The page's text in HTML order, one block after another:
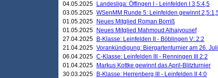
04.05.2025
Landesliga: Öffingen I - Leinfelden I 3,5:4,5
03.05.2025 WSenMM Runde 5: Leinfelden gewinnt
01.05.2025
Neues Mitglied Roman Borriß
01.05.2025
Neues Mitglied Mahmoud Alhajyousef
27.04.2025
B-Klasse: Leinfelden II - Böblingen V: 2:2
21.04.2025 Vorankündigung: Biergartenturnier am 26. Juli
06.04.2025 C-Klasse: Leinfelden III - Renningen III 2:2
01.04.2025
Markus Kottke gewinnt das April-Blitzturnier
30.03.2025
B-Klasse: Herrenberg III - Leinfelden II 4:0